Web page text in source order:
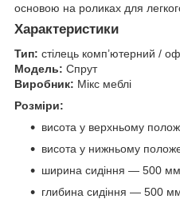
основою на роликах для
Характеристики
Тип: стілець комп’ютерний /
Модель: Спрут
Виробник: Мікс меблі
Розміри:
висота у верхньому
висота у нижньому
ширина сидіння — 500 мм
глибина сидіння — 500